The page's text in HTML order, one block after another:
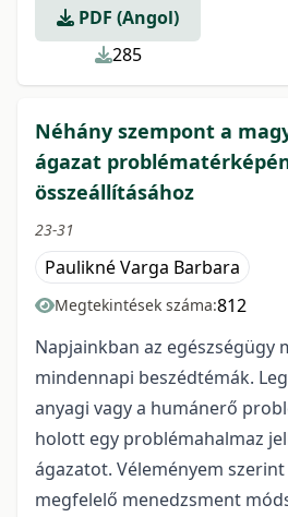
PDF (Angol)
285
Néhány szempont a
ágazat
összeállításához
23-31
Paulikné Varga Barbara
Megtekintések száma:812
Napjainkban az egészségügy
mindennapi beszédtémák.
anyagi vagy a humánerő
holott egy problémahalmaz
ágazatot. Véleményem
megfelelő menedzsment